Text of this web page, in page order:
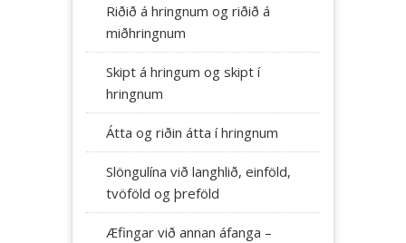
Riðið á hringnum og riðið á
miðhringnum
Skipt á hringum og skipt í
hringnum
Átta og riðin átta í hringnum
Slöngulína við langhlið, einföld,
tvöföld og þreföld
Æfingar við annan áfanga –